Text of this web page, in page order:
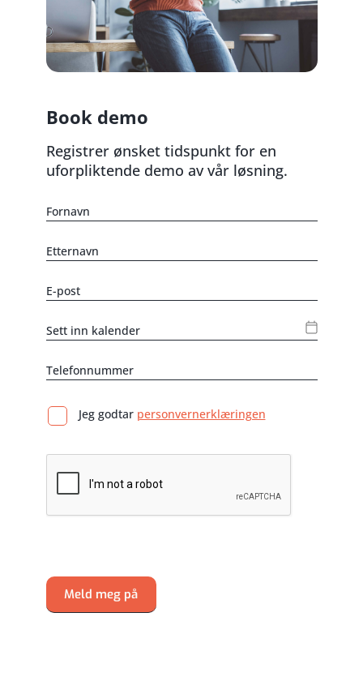
Book demo
Registrer ønsket tidspunkt for en
uforpliktende demo av vår løsning.
Jeg godtar personvernerklæringen